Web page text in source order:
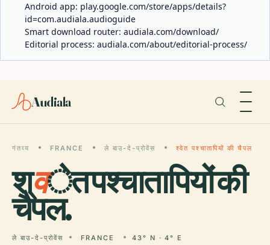
Android app: play.google.com/store/apps/details?
id=com.audiala.audioguide
Smart download router: audiala.com/download/
Editorial process: audiala.com/about/editorial-process/
Audiala
गंतव्य FRANCE ले बाउ-दे-प्रोवेंस श्वेत पश्चातापियों की चैपल
श्वेत पश्चातापियों की
चैपल.
ले बाउ-दे-प्रोवेंस FRANCE 43° N · 4° E